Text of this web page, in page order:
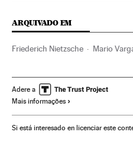
ARQUIVADO EM
Friederich Nietzsche Mario
Adere a
Mais informações
Si está interesado en licenciar este